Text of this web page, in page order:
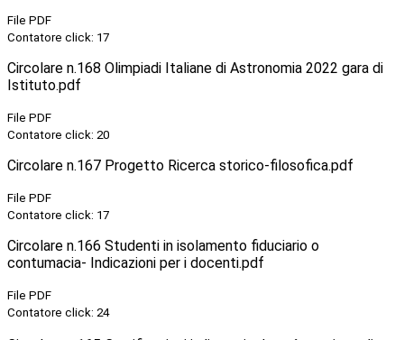
File PDF
Contatore click: 17
Circolare n.168 Olimpiadi Italiane di Astronomia 2022 gara di
Istituto.pdf
File PDF
Contatore click: 20
Circolare n.167 Progetto Ricerca storico-filosofica.pdf
File PDF
Contatore click: 17
Circolare n.166 Studenti in isolamento fiduciario o
contumacia- Indicazioni per i docenti.pdf
File PDF
Contatore click: 24